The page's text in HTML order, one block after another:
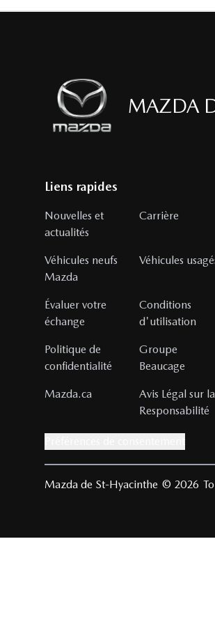
MAZDA
Liens rapides
Nouvelles et
actualités
Carrière
Véhicules neufs
Mazda
Véhicules
Évaluer votre
échange
Conditions
d'utilisation
Politique de
confidentialité
Groupe
Beaucage
Mazda.ca
Avis Légal sur la
Responsabilité
Mazda de St-Hyacinthe © 2026